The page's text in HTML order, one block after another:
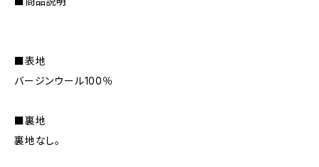
■表地
バージンウール100％
■裏地
裏地なし。